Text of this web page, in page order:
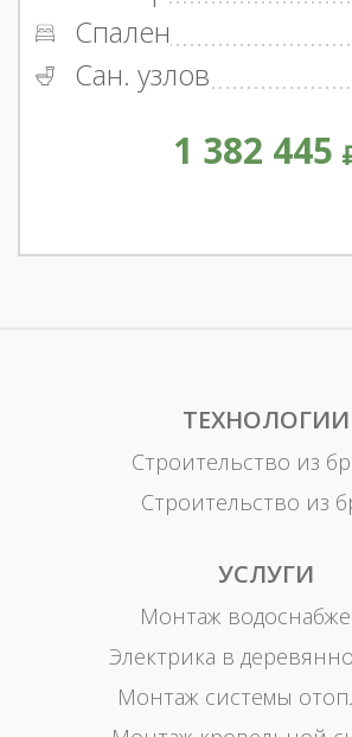
Спален
Сан. узлов
1 382 445
ТЕХНОЛОГИИ
Строительство из
Строительство из
УСЛУГИ
Монтаж
Электрика в
Монтаж системы